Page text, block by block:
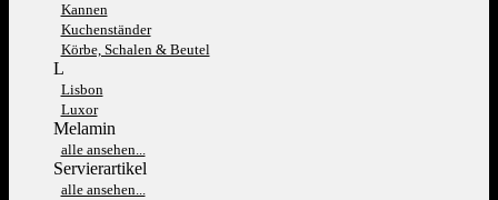
Kannen
Kuchenständer
Körbe, Schalen & Beutel
L
Lisbon
Luxor
Melamin
alle ansehen...
Servierartikel
alle ansehen...